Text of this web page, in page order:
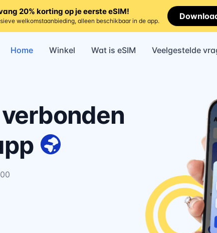
20% korting op je eerste eSIM!
welkomstaanbieding, alleen beschikbaar in de app.
Home Winkel Wat is eSIM Veelgestelde